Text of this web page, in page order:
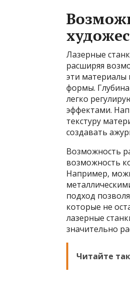
Лазерные
расширяя
эти материалы
формы.
легко
эффектами.
текстуру
создавать
Возможность
возможность
Например,
подход
которые не
лазерные
значительно
Читайте